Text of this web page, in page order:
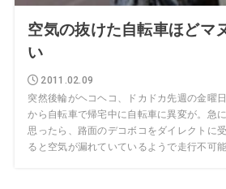
空気の抜けた自転車ほどマ
い
2011.02.09
突然後輪がヘコヘコ、ドカドカ先週の金曜
から自転車で帰宅中に自転車に異変が。急
思ったら、路面のデコボコをダイレクトに
ると空気が漏れていているようで走行不可能